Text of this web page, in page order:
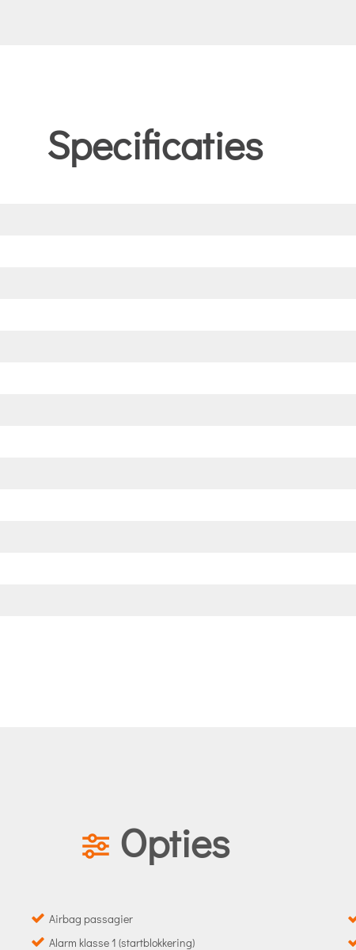
Specificaties
Opties
Airbag passagier
Alarm klasse 1 (startblokkering)